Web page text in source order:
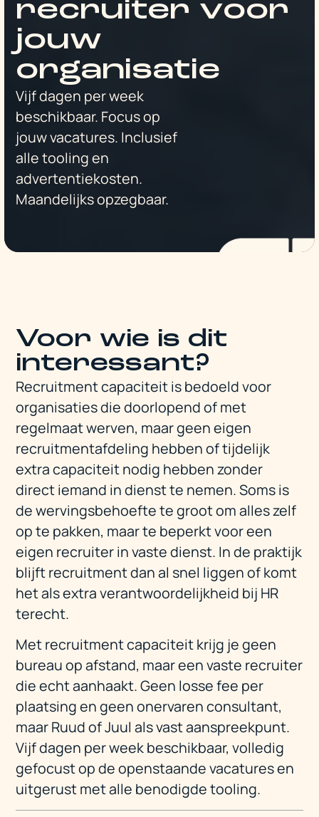
recruiter voor
jouw
organisatie
Vijf dagen per week
beschikbaar. Focus op
jouw vacatures. Inclusief
alle tooling en
advertentiekosten.
Maandelijks opzegbaar.
Voor wie is dit
interessant?
Recruitment capaciteit is bedoeld voor
organisaties die doorlopend of met
regelmaat werven, maar geen eigen
recruitmentafdeling hebben of tijdelijk
extra capaciteit nodig hebben zonder
direct iemand in dienst te nemen. Soms is
de wervingsbehoefte te groot om alles zelf
op te pakken, maar te beperkt voor een
eigen recruiter in vaste dienst. In de praktijk
blijft recruitment dan al snel liggen of komt
het als extra verantwoordelijkheid bij HR
terecht.
Met recruitment capaciteit krijg je geen
bureau op afstand, maar een vaste recruiter
die echt aanhaakt. Geen losse fee per
plaatsing en geen onervaren consultant,
maar Ruud of Juul als vast aanspreekpunt.
Vijf dagen per week beschikbaar, volledig
gefocust op de openstaande vacatures en
uitgerust met alle benodigde tooling.